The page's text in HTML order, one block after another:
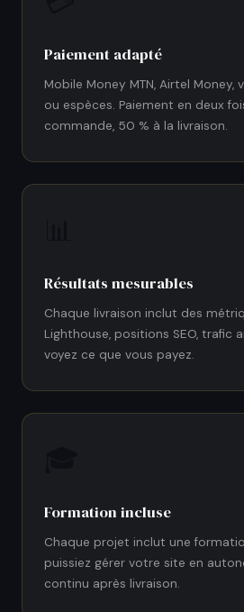
Paiement adapté
Mobile Money MTN, Airtel Money,
ou espèces. Paiement en deux
commande, 50 % à la livraison.
Résultats mesurables
Chaque livraison inclut des
Lighthouse, positions SEO, trafic
voyez ce que vous payez.
Formation incluse
Chaque projet inclut une
puissiez gérer votre site en
continu après livraison.